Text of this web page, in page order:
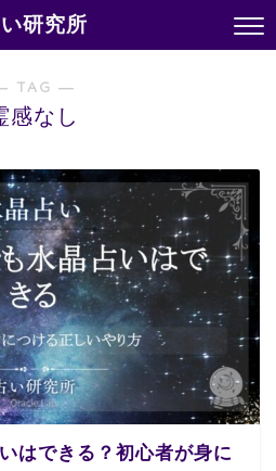
研究所
TAG ―
感なし
はできる？初心者が身に